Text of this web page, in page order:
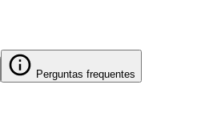
Perguntas frequentes